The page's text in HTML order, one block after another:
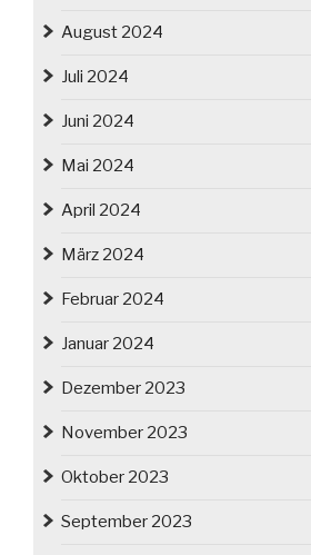
August 2024
Juli 2024
Juni 2024
Mai 2024
April 2024
März 2024
Februar 2024
Januar 2024
Dezember 2023
November 2023
Oktober 2023
September 2023